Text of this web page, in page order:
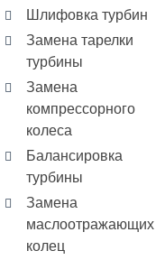
Шлифовка турбин
Замена тарелки
турбины
Замена
компрессорного
колеса
Балансировка
турбины
Замена
маслоотражающих
колец